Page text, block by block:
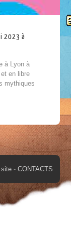
2023 à
à Lyon à
en libre
mythiques
- CONTACTS